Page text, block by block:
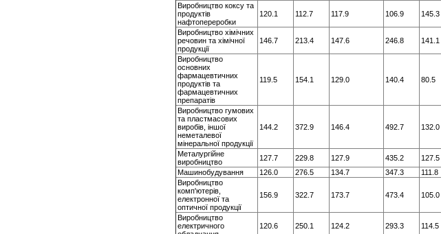
Виробництво коксу та
продуктів
нафтопереробки
120.1 112.7 117.9 106.9 145.3
Виробництво хімічних
речовин та хімічної
продукції
146.7 213.4 147.6 246.8 141.1
Виробництво
основних
фармацевтичних
продуктів та
фармацевтичних
препаратів
119.5 154.1 129.0 140.4 80.5
Виробництво гумових
та пластмасових
виробiв, iншої
неметалевої
мiнеральної продукцiї
144.2 372.9 146.4 492.7 132.0
Металургійне
виробництво
127.7 229.8 127.9 435.2 127.5
Машинобудування
126.0 276.5 134.7 347.3 111.8
Виробництво
комп'ютерів,
електронної та
оптичної продукції
156.9 322.7 173.7 473.4 105.0
Виробництво
електричного
120.6 250.1 124.2 293.3 114.5